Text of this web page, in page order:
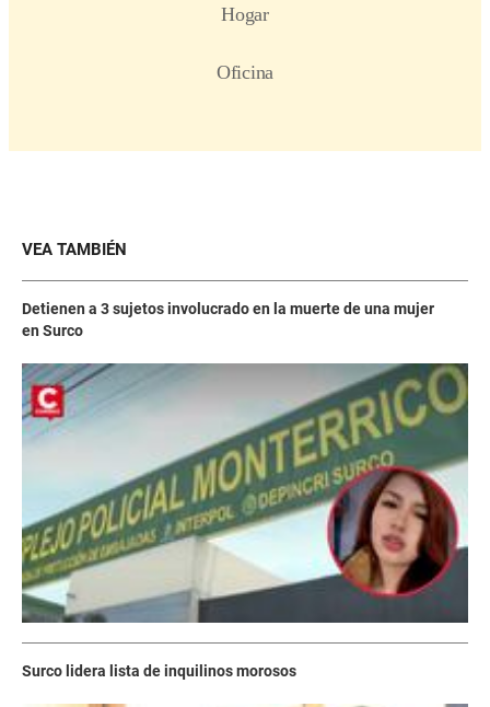
VEA TAMBIÉN
Detienen a 3 sujetos involucrado en la muerte de una mujer
en Surco
Surco lidera lista de inquilinos morosos